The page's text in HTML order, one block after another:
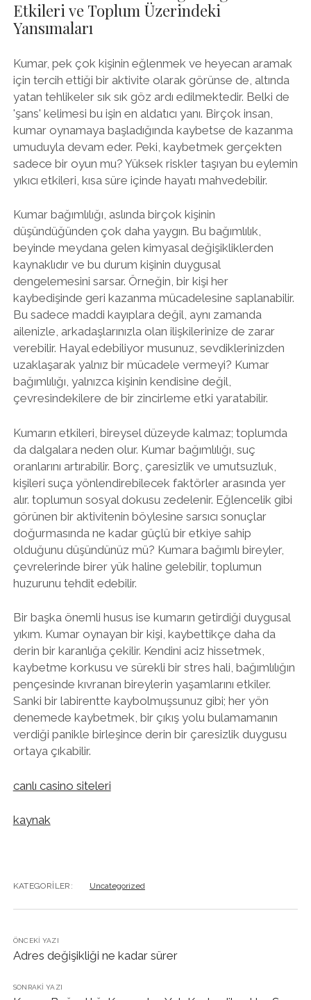
Etkileri ve Toplum Üzerindeki
Yansımaları
Kumar, pek çok kişinin eğlenmek ve heyecan aramak
için tercih ettiği bir aktivite olarak görünse de, altında
yatan tehlikeler sık sık göz ardı edilmektedir. Belki de
'şans' kelimesi bu işin en aldatıcı yanı. Birçok insan,
kumar oynamaya başladığında kaybetse de kazanma
umuduyla devam eder. Peki, kaybetmek gerçekten
sadece bir oyun mu? Yüksek riskler taşıyan bu eylemin
yıkıcı etkileri, kısa süre içinde hayatı mahvedebilir.
Kumar bağımlılığı, aslında birçok kişinin
düşündüğünden çok daha yaygın. Bu bağımlılık,
beyinde meydana gelen kimyasal değişikliklerden
kaynaklıdır ve bu durum kişinin duygusal
dengelemesini sarsar. Örneğin, bir kişi her
kaybedişinde geri kazanma mücadelesine saplanabilir.
Bu sadece maddi kayıplara değil, aynı zamanda
ailenizle, arkadaşlarınızla olan ilişkilerinize de zarar
verebilir. Hayal edebiliyor musunuz, sevdiklerinizden
uzaklaşarak yalnız bir mücadele vermeyi? Kumar
bağımlılığı, yalnızca kişinin kendisine değil,
çevresindekilere de bir zincirleme etki yaratabilir.
Kumarın etkileri, bireysel düzeyde kalmaz; toplumda
da dalgalara neden olur. Kumar bağımlılığı, suç
oranlarını artırabilir. Borç, çaresizlik ve umutsuzluk,
kişileri suça yönlendirebilecek faktörler arasında yer
alır. toplumun sosyal dokusu zedelenir. Eğlencelik gibi
görünen bir aktivitenin böylesine sarsıcı sonuçlar
doğurmasında ne kadar güçlü bir etkiye sahip
olduğunu düşündünüz mü? Kumara bağımlı bireyler,
çevrelerinde birer yük haline gelebilir, toplumun
huzurunu tehdit edebilir.
Bir başka önemli husus ise kumarın getirdiği duygusal
yıkım. Kumar oynayan bir kişi, kaybettikçe daha da
derin bir karanlığa çekilir. Kendini aciz hissetmek,
kaybetme korkusu ve sürekli bir stres hali, bağımlılığın
pençesinde kıvranan bireylerin yaşamlarını etkiler.
Sanki bir labirentte kaybolmuşsunuz gibi; her yön
denemede kaybetmek, bir çıkış yolu bulamamanın
verdiği panikle birleşince derin bir çaresizlik duygusu
ortaya çıkabilir.
canlı casino siteleri
kaynak
KATEGORILER: Uncategorized
ÖNCEKI YAZI
Adres değişikliği ne kadar sürer
SONRAKI YAZI